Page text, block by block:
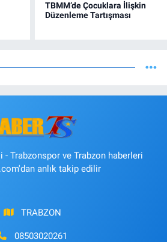
TBMM’de Çocuklara İlişkin
Düzenleme Tartışması
- Trabzonspor ve Trabzon haberleri
anlık takip edilir
TRABZON
08503020261